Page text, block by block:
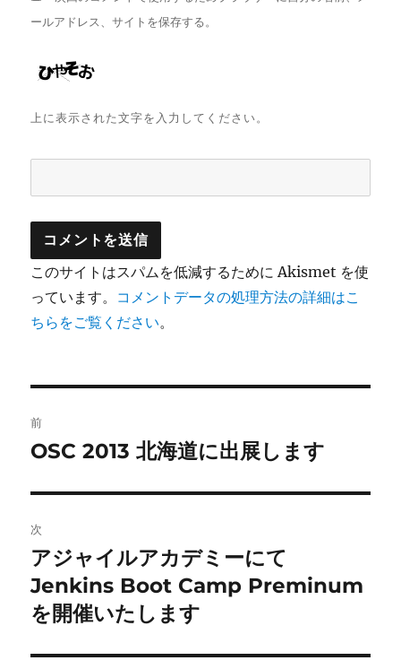
ールアドレス、サイトを保存する。
上に表示された文字を入力してください。
このサイトはスパムを低減するために Akismet を使
っています。 コメントデータの処理方法の詳細はこ
ちらをご覧ください。
稿
ビ
ゲ
ー
シ
前
前
投
稿:
OSC 2013 北海道に出展します
次
次
の
投
アジャイルアカデミーにて
Jenkins Boot Camp Preminum
を開催いたします